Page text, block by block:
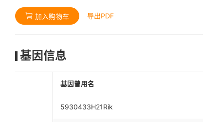
加入购物车 导出PDF
基因信息
基因曾用名
5930433H21Rik